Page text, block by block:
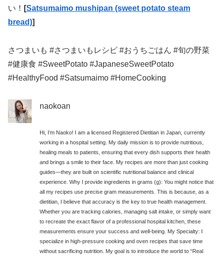
い！ [Satsumaimo mushipan (sweet potato steam
bread)]
さつまいも #さつまいもレシピ #おうちごはん #旬の野菜
#健康食 #SweetPotato #JapaneseSweetPotato
#HealthyFood #Satsumaimo #HomeCooking
naokoan
Hi, I’m Naoko! I am a licensed Registered Dietitian in Japan, currently
working in a hospital setting. My daily mission is to provide nutritious,
healing meals to patients, ensuring that every dish supports their health
and brings a smile to their face. My recipes are more than just cooking
guides—they are built on scientific nutritional balance and clinical
experience. Why I provide ingredients in grams (g): You might notice that
all my recipes use precise gram measurements. This is because, as a
dietitian, I believe that accuracy is the key to true health management.
Whether you are tracking calories, managing salt intake, or simply want
to recreate the exact flavor of a professional hospital kitchen, these
measurements ensure your success and well-being. My Specialty: I
specialize in high-pressure cooking and oven recipes that save time
without sacrificing nutrition. My goal is to introduce the world to “Real